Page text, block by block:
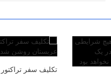
تکلیف سفر تراکتور